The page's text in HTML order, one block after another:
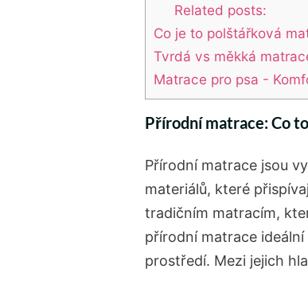
Related posts:
Co je to polštářková
Tvrdá vs měkká
Matrace pro psa -
Přírodní matrace: Co
Přírodní matrace jsou
materiálů, které
tradičním matracím,
přírodní matrace
prostředí. Mezi jejich